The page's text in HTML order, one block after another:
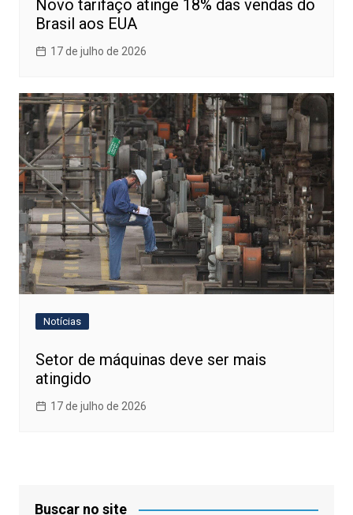
Novo tarifaço atinge 18% das vendas do
Brasil aos EUA
17 de julho de 2026
Notícias
Setor de máquinas deve ser mais
atingido
17 de julho de 2026
Buscar no site